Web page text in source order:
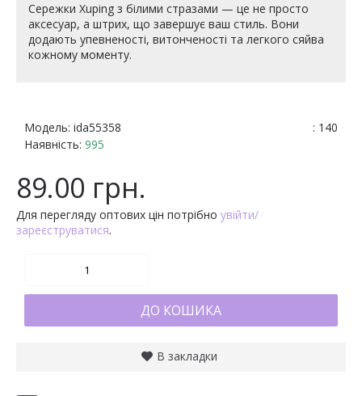
Сережки Xuping з білими стразами — це не просто
аксесуар, а штрих, що завершує ваш стиль. Вони
додають упевненості, витонченості та легкого сяйва
кожному моменту.
: 140
Модель: ida55358
Наявність: 995
89.00 грн.
Для перегляду оптових цін потрібно увійти/
зареєструватися.
ДО КОШИКА
В закладки